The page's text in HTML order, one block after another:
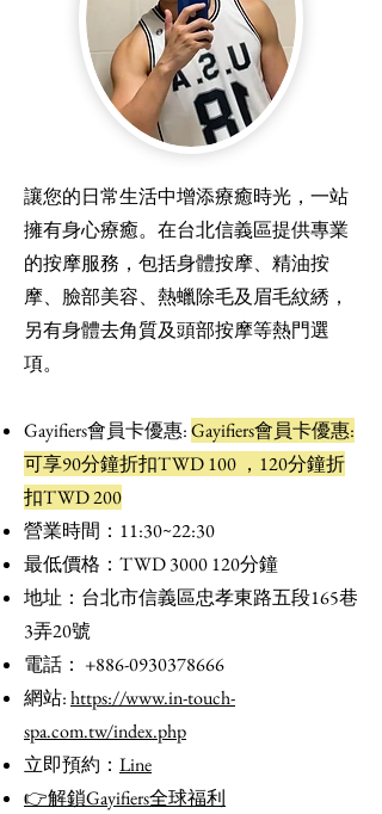
讓您的日常生活中增添療癒時光，一站
擁有身心療癒。在台北信義區提供專業
的按摩服務，包括身體按摩、精油按
摩、臉部美容、熱蠟除毛及眉毛紋綉，
另有身體去角質及頭部按摩等熱門選
項。
Gayifiers會員卡優惠:Gayifiers會員卡優惠:
可享90分鐘折扣TWD 100 ，120分鐘折
扣TWD 200
營業時間：11:30~22:30
最低價格：TWD3000 120分鐘
地址：台北市信義區忠孝東路五段165巷
3弄20號
電話： +886-0930378666
網站:https://www.in-touch-
spa.com.tw/index.php
立即預約： Line
👉解鎖Gayifiers全球福利